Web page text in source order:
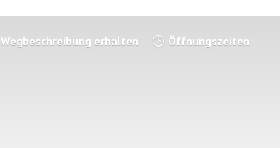
Wegbeschreibung erhalten Öffnungszeiten